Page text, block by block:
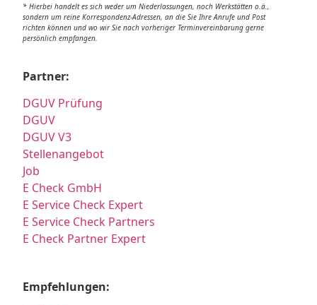
* Hierbei handelt es sich weder um Niederlassungen, noch Werkstätten o.ä.,
sondern um reine Korrespondenz-Adressen, an die Sie Ihre Anrufe und Post
richten können und wo wir Sie nach vorheriger Terminvereinbarung gerne
persönlich empfangen.
Partner:
DGUV Prüfung
DGUV
DGUV V3
Stellenangebot
Job
E Check GmbH
E Service Check Expert
E Service Check Partners
E Check Partner Expert
Empfehlungen: